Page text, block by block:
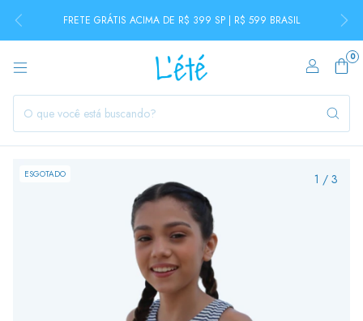
FRETE GRÁTIS ACIMA DE R$ 399 SP | R$ 599 BRASIL
0
ESGOTADO 1 / 3